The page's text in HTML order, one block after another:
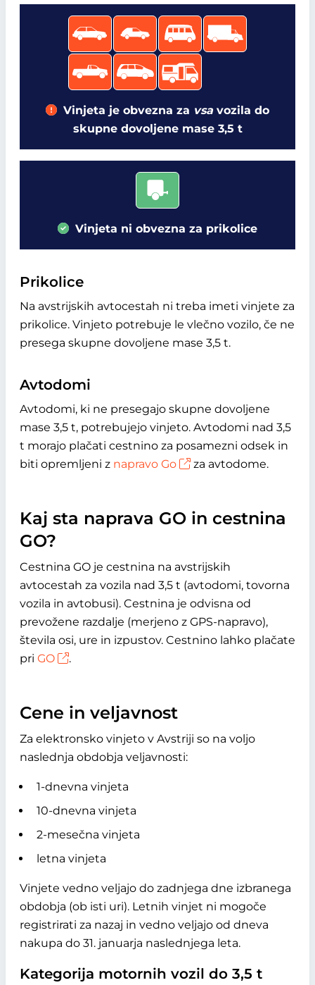
Vinjeta je obvezna za vsavozila do
skupne dovoljene mase 3,5 t
Vinjeta ni obvezna za prikolice
Prikolice
Na avstrijskih avtocestah ni treba imeti vinjete za
prikolice. Vinjeto potrebuje le vlečno vozilo, če ne
presega skupne dovoljene mase 3,5 t.
Avtodomi
Avtodomi, ki ne presegajo skupne dovoljene
mase 3,5 t, potrebujejo vinjeto. Avtodomi nad 3,5
t morajo plačati cestnino za posamezni odsek in
biti opremljeni z napravo Go za avtodome.
Kaj sta naprava GO in cestnina
GO?
Cestnina GO je cestnina na avstrijskih
avtocestah za vozila nad 3,5 t (avtodomi, tovorna
vozila in avtobusi). Cestnina je odvisna od
prevožene razdalje (merjeno z GPS-napravo),
števila osi, ure in izpustov. Cestnino lahko plačate
pri GO .
Cene in veljavnost
Za elektronsko vinjeto v Avstriji so na voljo
naslednja obdobja veljavnosti:
1-dnevna vinjeta
10-dnevna vinjeta
2-mesečna vinjeta
letna vinjeta
Vinjete vedno veljajo do zadnjega dne izbranega
obdobja (ob isti uri). Letnih vinjet ni mogoče
registrirati za nazaj in vedno veljajo od dneva
nakupa do 31. januarja naslednjega leta.
Kategorija motornih vozil do 3,5 t